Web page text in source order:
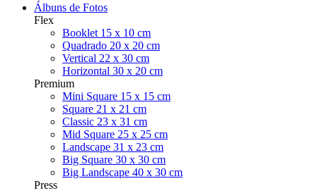
Álbuns de Fotos
Flex
Booklet 15 x 10 cm
Quadrado 20 x 20 cm
Vertical 22 x 30 cm
Horizontal 30 x 20 cm
Premium
Mini Square 15 x 15 cm
Square 21 x 21 cm
Classic 23 x 31 cm
Mid Square 25 x 25 cm
Landscape 31 x 23 cm
Big Square 30 x 30 cm
Big Landscape 40 x 30 cm
Press